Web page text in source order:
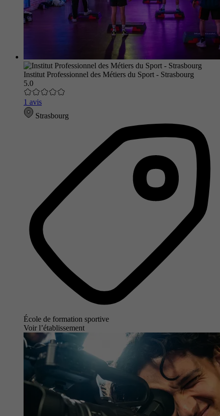
Institut Professionnel des Métiers du Sport - Strasbourg
5.0
1 avis
Strasbourg
École de formation sportive
Voir l’établissement